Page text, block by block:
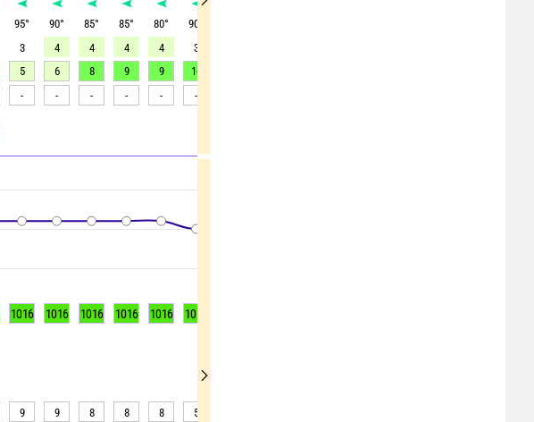
95° 90° 85° 85° 80° 90
3 4 4 4 4 3
5 6 8 9 9 10
- - - - - -
1016 1016 1016 1016 1016 1015
9 9 8 8 8 5